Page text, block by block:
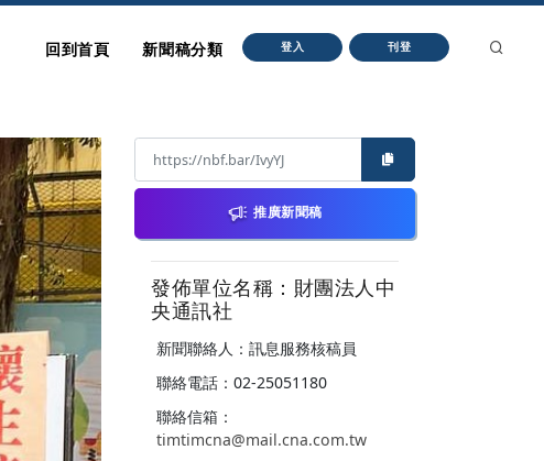
回到首頁 新聞稿分類 登入 刊登
推廣新聞稿
發佈單位名稱：財團法人中
央通訊社
新聞聯絡人：訊息服務核稿員
聯絡電話：02-25051180
聯絡信箱：
timtimcna@mail.cna.com.tw